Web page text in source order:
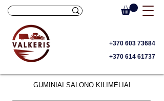
+370 603 73684
+370 614 61737
GUMINIAI SALONO KILIMĖLIAI